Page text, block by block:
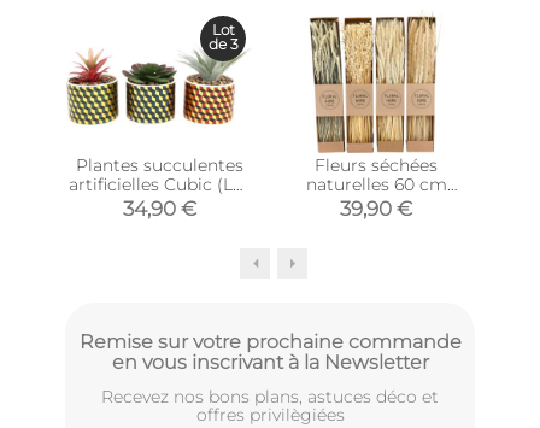
Plantes succulentes
artificielles Cubic (Lot
de 3)
34,90 €
Lot
de 3
Fleurs séchées
naturelles 60 cm
Floral (Lot de 4)
39,90 €
Remise sur votre prochaine commande
en vous inscrivant à la Newsletter
Recevez nos bons plans, astuces déco et
offres privilègiées